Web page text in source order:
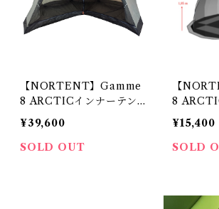
【NORTENT】Gamme
8 ARCTICインナーテン
ト 【ノルテントギャム8
アークティック】
¥39,600
SOLD OUT
【
8
ルテント
ィック】
¥15,400
SOLD